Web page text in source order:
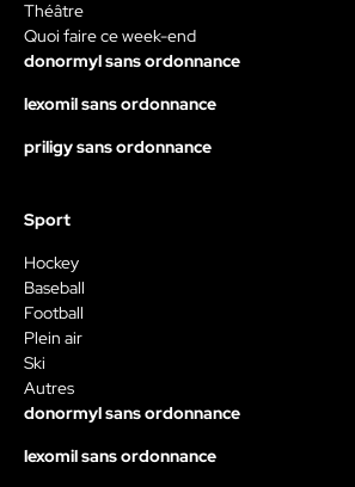
Théâtre
Quoi faire ce week-end
donormyl sans ordonnance
lexomil sans ordonnance
priligy sans ordonnance
Sport
Hockey
Baseball
Football
Plein air
Ski
Autres
donormyl sans ordonnance
lexomil sans ordonnance